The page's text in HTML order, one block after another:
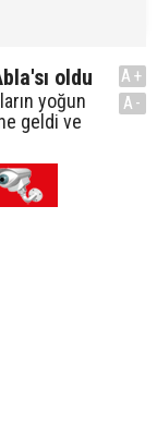
oldu
yoğun
geldi ve
A+
A-